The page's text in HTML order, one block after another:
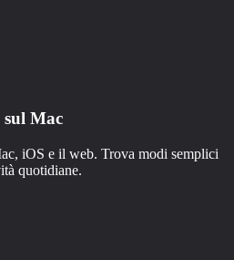
sul Mac
iOS e il web. Trova modi semplici
quotidiane.